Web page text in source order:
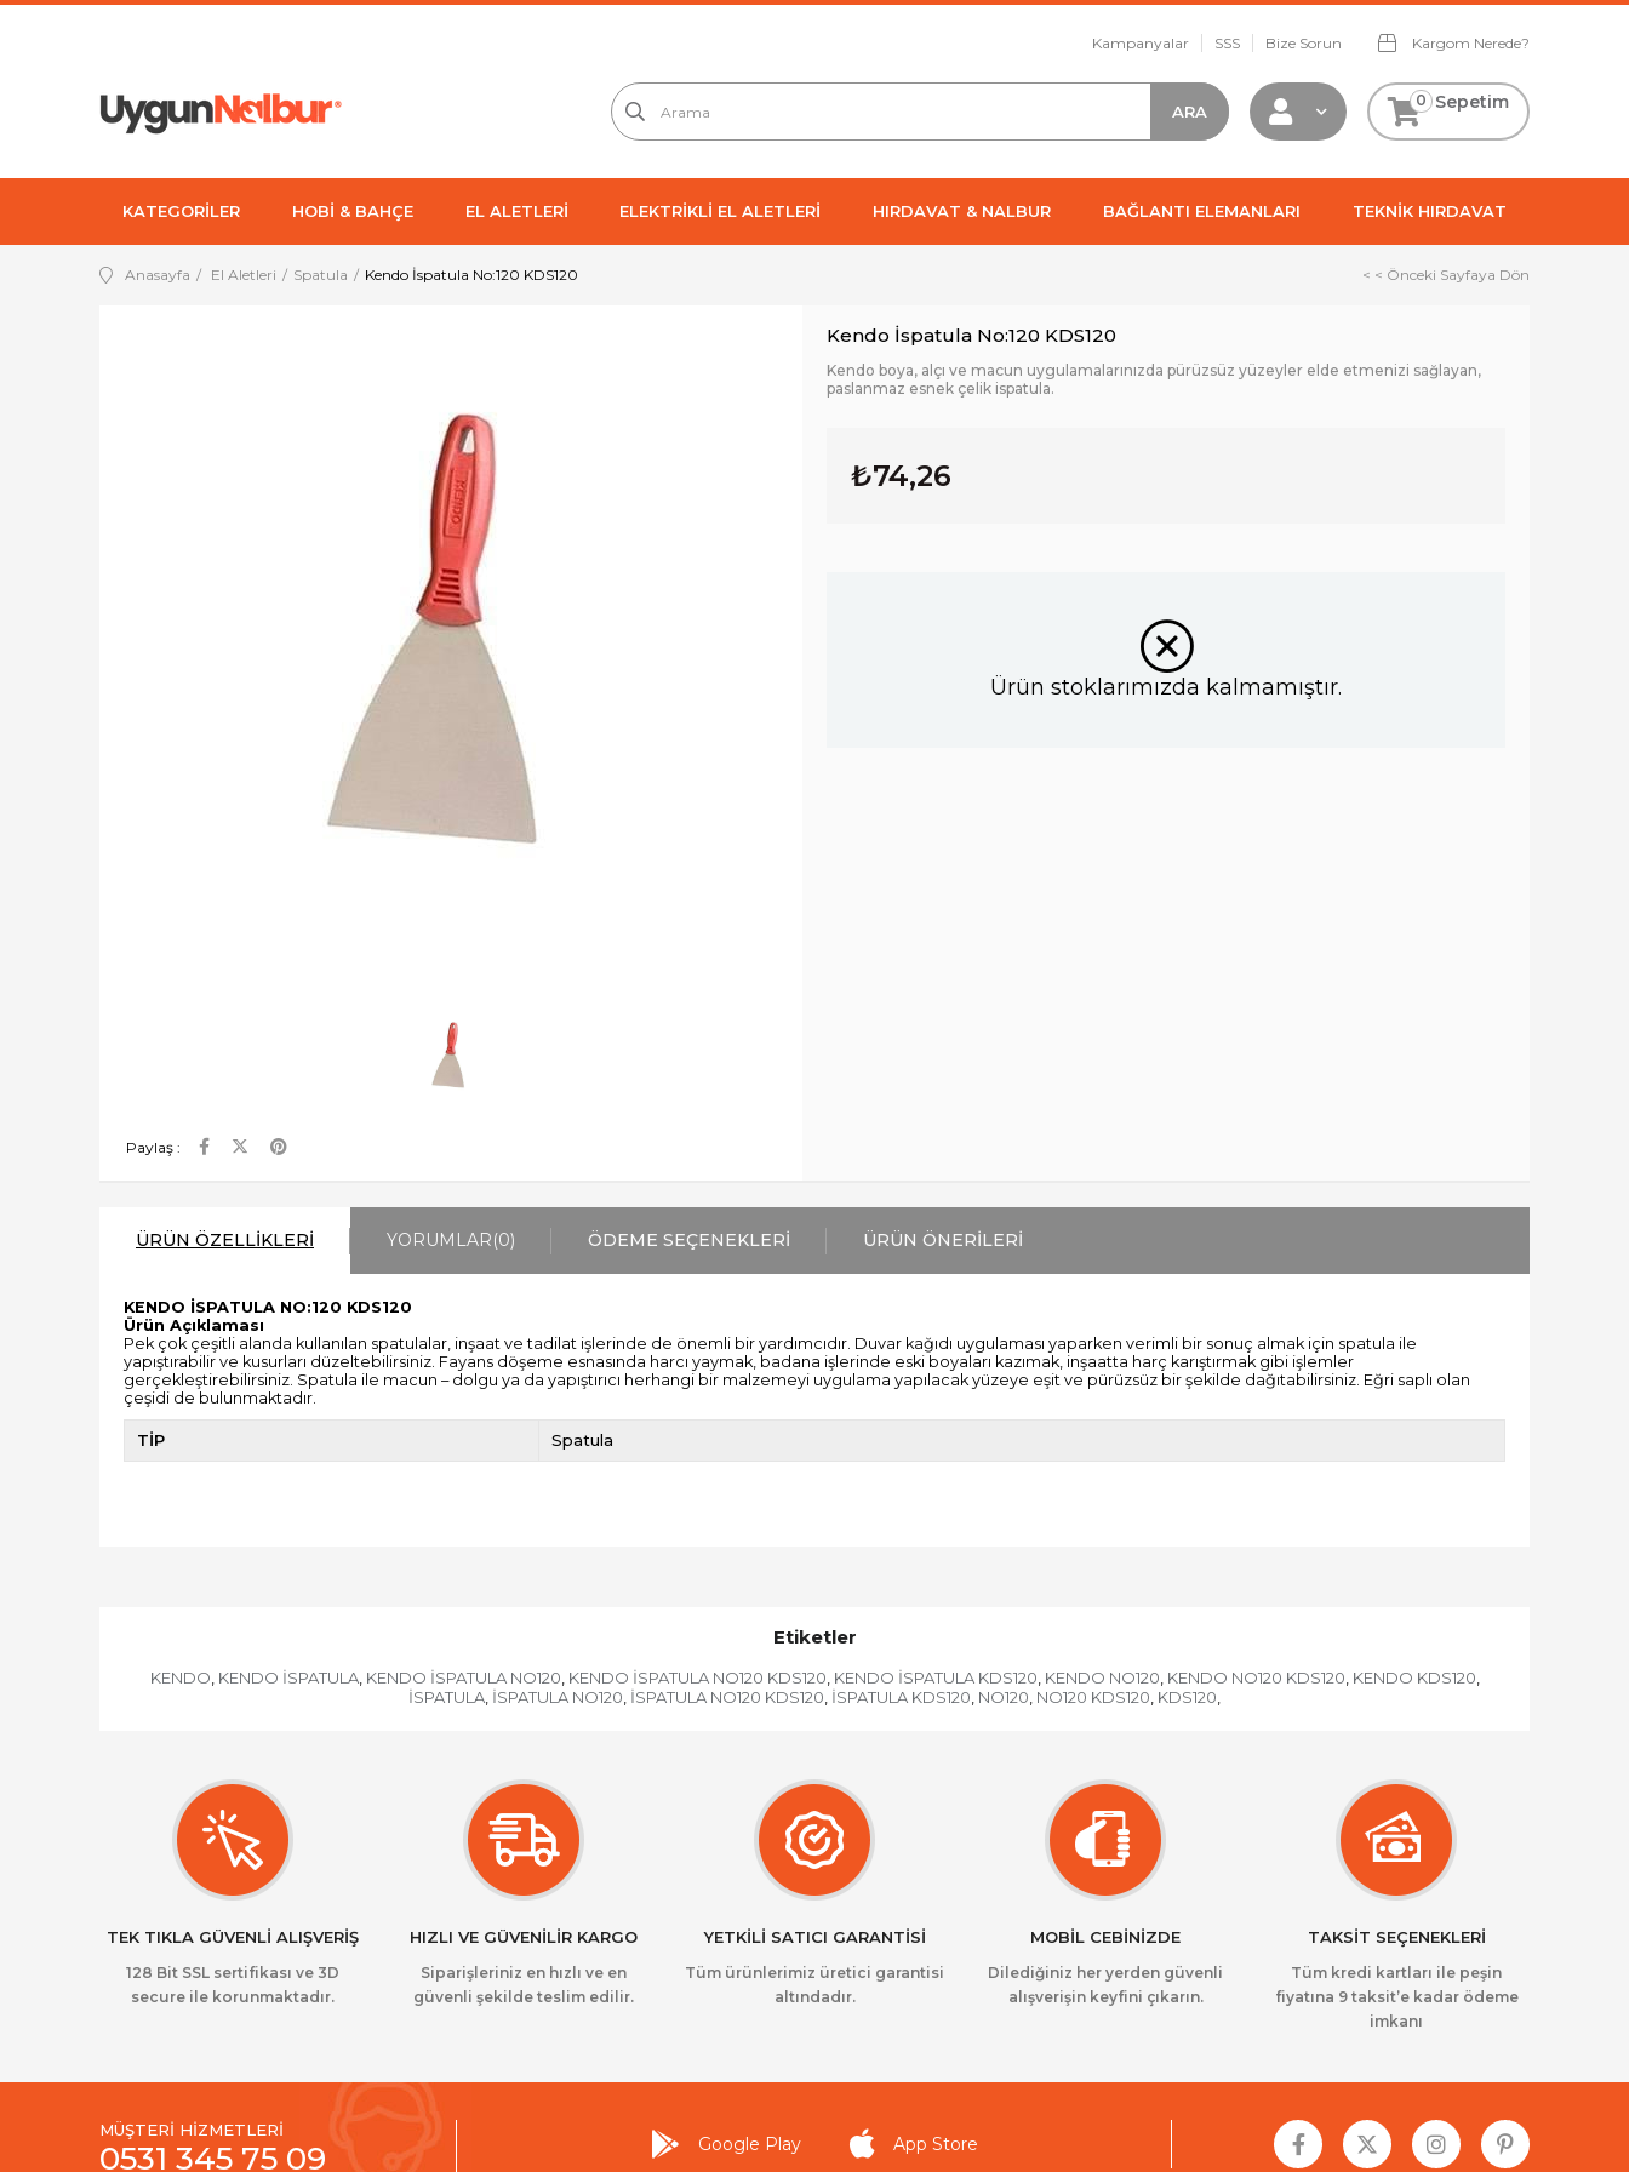
Kampanyalar SSS Bize Sorun Kargom Nerede?
Sepetim
0
KATEGORİLER HOBİ & BAHÇE EL ALETLERİ ELEKTRİKLİ EL ALETLERİ HIRDAVAT & NALBUR BAĞLANTI ELEMANLARI TEKNİK HIRDAVAT
Anasayfa El Aletleri Spatula Kendo İspatula No:120 KDS120 < < Önceki Sayfaya Dön
Paylaş :
Kendo İspatula No:120 KDS120
Kendo boya, alçı ve macun uygulamalarınızda pürüzsüz yüzeyler elde etmenizi sağlayan,
paslanmaz esnek çelik ispatula.
₺74,26
Ürün stoklarımızda kalmamıştır.
ÜRÜN ÖZELLIKLERI YORUMLAR(0) ÖDEME SEÇENEKLERI ÜRÜN ÖNERILERI
KENDO İSPATULA NO:120 KDS120
Ürün Açıklaması
Pek çok çeşitli alanda kullanılan spatulalar, inşaat ve tadilat işlerinde de önemli bir yardımcıdır. Duvar kağıdı uygulaması yaparken verimli bir sonuç almak için spatula ile
yapıştırabilir ve kusurları düzeltebilirsiniz. Fayans döşeme esnasında harcı yaymak, badana işlerinde eski boyaları kazımak, inşaatta harç karıştırmak gibi işlemler
gerçekleştirebilirsiniz. Spatula ile macun – dolgu ya da yapıştırıcı herhangi bir malzemeyi uygulama yapılacak yüzeye eşit ve pürüzsüz bir şekilde dağıtabilirsiniz. Eğri saplı olan
çeşidi de bulunmaktadır.
TİP Spatula
Etiketler
KENDO, KENDO İSPATULA, KENDO İSPATULA NO120, KENDO İSPATULA NO120 KDS120, KENDO İSPATULA KDS120, KENDO NO120, KENDO NO120 KDS120, KENDO KDS120,
İSPATULA, İSPATULA NO120, İSPATULA NO120 KDS120, İSPATULA KDS120, NO120, NO120 KDS120, KDS120,
TEK TIKLA GÜVENLİ ALIŞVERİŞ
128 Bit SSL sertifikası ve 3D
secure ile korunmaktadır.
HIZLI VE GÜVENİLİR KARGO
Siparişleriniz en hızlı ve en
güvenli şekilde teslim edilir.
YETKİLİ SATICI GARANTİSİ
Tüm ürünlerimiz üretici garantisi
altındadır.
MOBİL CEBİNİZDE
Dilediğiniz her yerden güvenli
alışverişin keyfini çıkarın.
TAKSİT SEÇENEKLERİ
Tüm kredi kartları ile peşin
fiyatına 9 taksit’e kadar ödeme
imkanı
MÜŞTERİ HİZMETLERİ
0531 345 75 09 Google Play App Store